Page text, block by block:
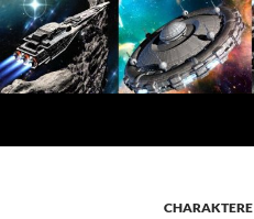
Zum
Inhalt
springen
CHARAKTERE